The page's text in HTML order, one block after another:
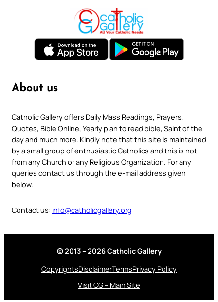
About us
Catholic Gallery offers Daily Mass Readings, Prayers,
Quotes, Bible Online, Yearly plan to read bible, Saint of the
day and much more. Kindly note that this site is maintained
by a small group of enthusiastic Catholics and this is not
from any Church or any Religious Organization. For any
queries contact us through the e-mail address given
below.
Contact us: info@catholicgallery.org
© 2013 – 2026 Catholic Gallery
CopyrightsDisclaimerTermsPrivacy Policy
Visit CG – Main Site